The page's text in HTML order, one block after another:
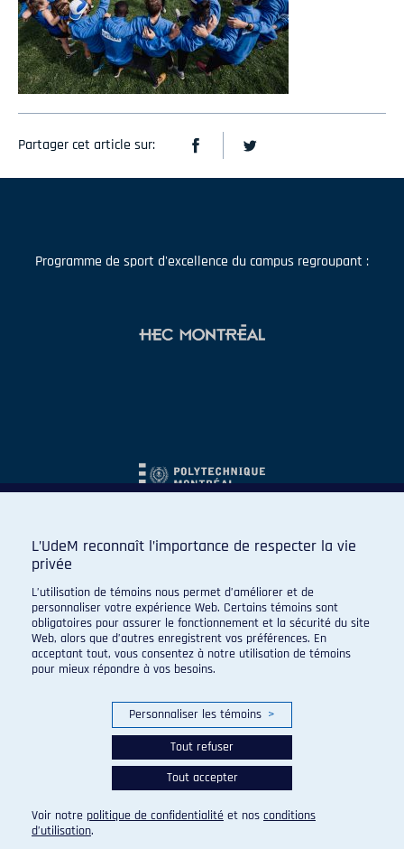
Partager cet article sur:
Programme de sport d'excellence du campus regroupant :
© 2026 Carabins de l'Université de Montréal. Tous droits
réservés.
Paramètres des témoins
L’UdeM reconnaît l’importance de respecter la vie
privée
L’utilisation de témoins nous permet d’améliorer et de
personnaliser votre expérience Web. Certains témoins sont
obligatoires pour assurer le fonctionnement et la sécurité du site
Web, alors que d’autres enregistrent vos préférences. En
acceptant tout, vous consentez à notre utilisation de témoins
pour mieux répondre à vos besoins.
Personnaliser les témoins >
Tout refuser
Tout accepter
Voir notre politique de confidentialité et nos conditions
d’utilisation.